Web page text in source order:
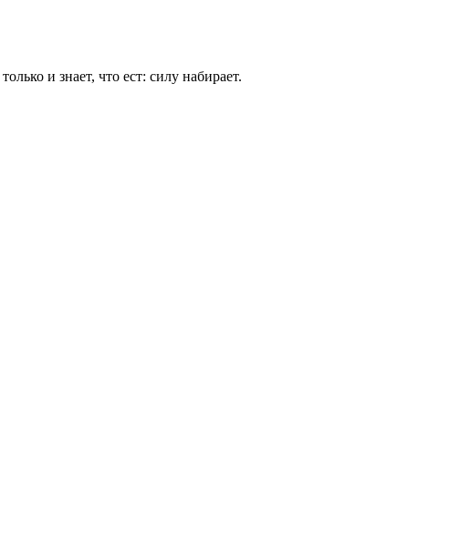
и знает, что ест: силу набирает.